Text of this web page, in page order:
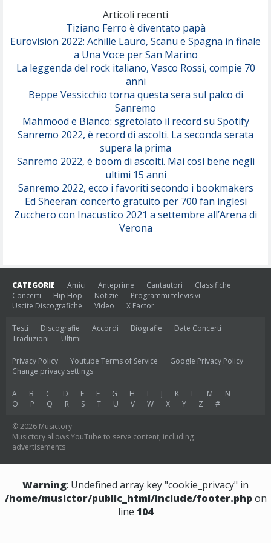
Serenamente
Articoli recenti
Tiziano Ferro è diventato papà
Eurovision 2022: Achille Lauro, Scanu e Spagna in finale
a Una Voce per San Marino
La leggenda del rock italiano, Vasco Rossi, compie 70
anni
Beppe Vessicchio torna questa sera sul palco di
Sanremo
Mahmood e Blanco: sgretolato il record su Spotify
Sanremo 2022, è record di ascolti. La seconda serata
supera la prima
Sanremo 2022, è boom di ascolti. Mai così bene negli
ultimi 15 anni
Sanremo 2022, ecco i favoriti secondo i bookmakers
Ed Sheeran: concerto gratuito per 700 fan inglesi
Zucchero con Inacustico 2021 a settembre all’Arena di
Verona
CATEGORIE Amici Anteprime Cantautori
Classifiche
Concerti
Hip Hop Notizie
Programmi televisivi
Uscite Discografiche
Video X Factor
Testi Discografie Accordi Biografie
Date Concerti
Traduzioni
Ultimi
Privacy Policy Youtube Terms of Service
Google Privacy Policy
Change privacy settings
A B C D E F G H I J K L M
N
O
P Q R S T U V W X Y Z #
© 2026 Musictory
Musictory allows YouTube to serve content, including
advertisements
Warning: Undefined array key "cookie_privacy" in
/home/musictor/public_html/include/footer.php on
line 104